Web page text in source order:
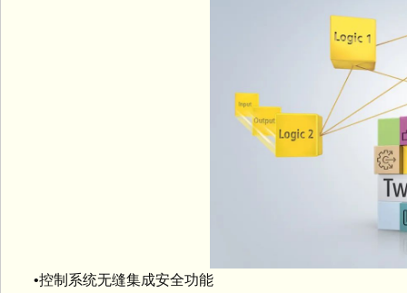
•控制系统无缝集成安全功能